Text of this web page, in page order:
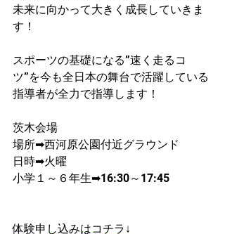
未来に向かって大きく成長していきま
す！
スポーツの基礎になる”速く走るコ
ツ”を今も全日本の舞台で活躍している
指導者が​全力で指導します！
茨木会場
場所➡西河原公園付近グラウンド
日時➡火曜
​小学１～６年生➡16:30～17:45
体験申し込みはコチラ↓